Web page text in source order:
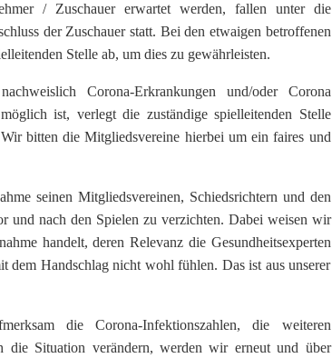
/ Zuschauer erwartet werden, fallen unter die
der Zuschauer statt. Bei den etwaigen betroffenen
Stelle ab, um dies zu gewährleisten.
Corona-Erkrankungen und/oder Corona
ist, verlegt die zuständige spielleitenden Stelle
bitten die Mitgliedsvereine hierbei um ein faires und
seinen Mitgliedsvereinen, Schiedsrichtern und den
und nach den Spielen zu verzichten. Dabei weisen wir
handelt, deren Relevanz die Gesundheitsexperten
dem Handschlag nicht wohl fühlen. Das ist aus unserer
die Corona-Infektionszahlen, die weiteren
die Situation verändern, werden wir erneut und über